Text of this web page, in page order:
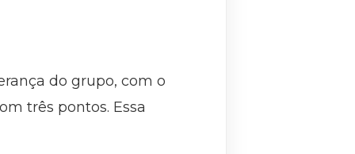
do grupo, com o
três pontos. Essa